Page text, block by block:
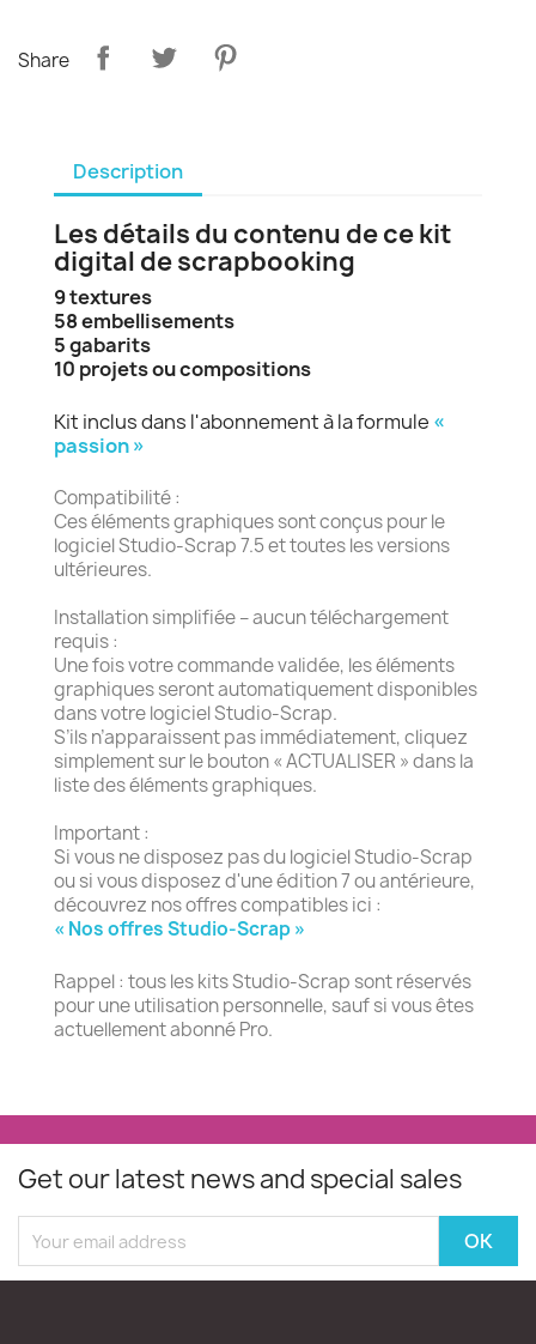
Share
Description
Les détails du contenu de ce kit
digital de scrapbooking
9 textures
58 embellisements
5 gabarits
10 projets ou compositions
Kit inclus dans l'abonnement à la formule «
passion »
Compatibilité :
Ces éléments graphiques sont conçus pour le
logiciel Studio-Scrap 7.5 et toutes les versions
ultérieures.
Installation simplifiée – aucun téléchargement
requis :
Une fois votre commande validée, les éléments
graphiques seront automatiquement disponibles
dans votre logiciel Studio-Scrap.
S’ils n’apparaissent pas immédiatement, cliquez
simplement sur le bouton « ACTUALISER » dans la
liste des éléments graphiques.
Important :
Si vous ne disposez pas du logiciel Studio-Scrap
ou si vous disposez d'une édition 7 ou antérieure,
découvrez nos offres compatibles ici :
« Nos offres Studio-Scrap »
Rappel : tous les kits Studio-Scrap sont réservés
pour une utilisation personnelle, sauf si vous êtes
actuellement abonné Pro.
Get our latest news and special sales